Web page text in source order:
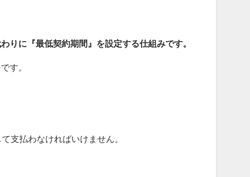
りに『最低契約期間』を設定する仕組みです。
す。
支払わなければいけません。